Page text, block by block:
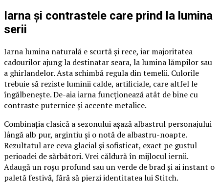
Iarna și contrastele care prind la lumina
serii
Iarna lumina naturală e scurtă și rece, iar majoritatea
cadourilor ajung la destinatar seara, la lumina lămpilor sau
a ghirlandelor. Asta schimbă regula din temelii. Culorile
trebuie să reziste luminii calde, artificiale, care altfel le
îngălbenește. De-aia iarna funcționează atât de bine cu
contraste puternice și accente metalice.
Combinația clasică a sezonului așază albastrul personajului
lângă alb pur, argintiu și o notă de albastru-noapte.
Rezultatul are ceva glacial și sofisticat, exact pe gustul
perioadei de sărbători. Vrei căldură în mijlocul iernii.
Adaugă un roșu profund sau un verde de brad și ai instant o
paletă festivă, fără să pierzi identitatea lui Stitch.